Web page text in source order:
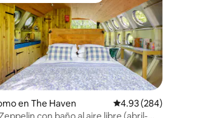
4.96 de 5, 375 reseñas
en The Haven Calificación promedio:
4.93 (284)